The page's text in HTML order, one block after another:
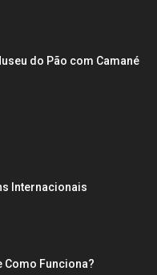
do Pão com Camané
Internacionais
Como Funciona?